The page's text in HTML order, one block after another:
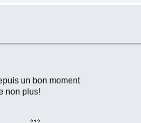
un bon moment
non plus!